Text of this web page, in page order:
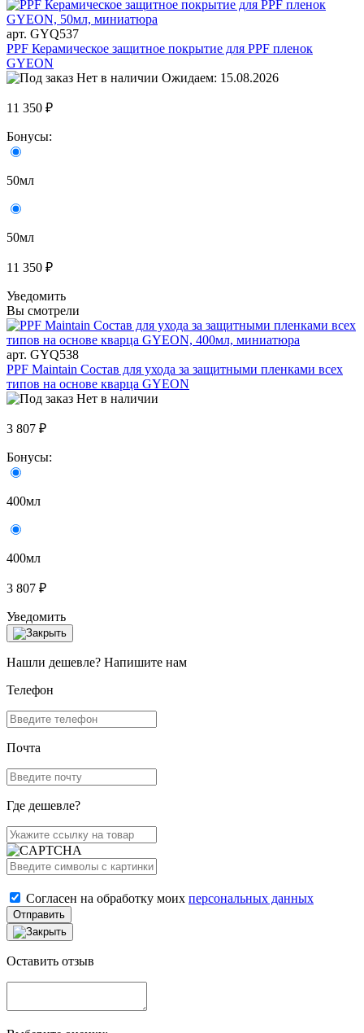
арт. GYQ537
PPF Керамическое защитное покрытие для PPF пленок
GYEON
Нет в наличии Ожидаем: 15.08.2026
11 350 ₽
Бонусы:
50мл
50мл
11 350 ₽
Уведомить
Вы смотрели
арт. GYQ538
PPF Maintain Состав для ухода за защитными пленками всех
типов на основе кварца GYEON
Нет в наличии
3 807 ₽
Бонусы:
400мл
400мл
3 807 ₽
Уведомить
Нашли дешевле? Напишите нам
Телефон
Почта
Где дешевле?
Согласен на обработку моих персональных данных
Отправить
Оставить отзыв